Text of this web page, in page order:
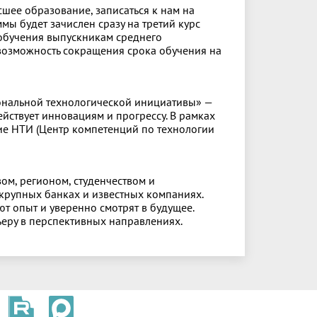
образование, записаться к нам на
будет зачислен сразу на третий курс
выпускникам среднего
сокращения срока обучения на
технологической инициативы» —
инновациям и прогрессу. В рамках
НТИ (Центр компетенций по технологии
регионом, студенчеством и
банках и известных компаниях.
опыт и уверенно смотрят в будущее.
в перспективных направлениях.